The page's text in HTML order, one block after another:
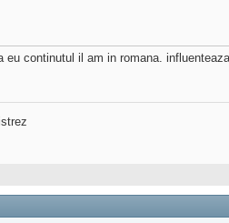
eu continutul il am in romana.